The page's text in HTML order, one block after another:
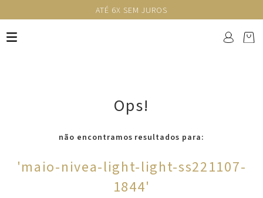
ATÉ 6X SEM JUROS
Ops!
não encontramos resultados para:
'maio-nivea-light-light-ss221107-
1844'